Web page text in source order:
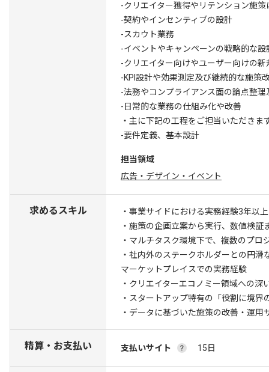
-クリエイター獲得やリテンション施
-契約やインセンティブの設計
-スカウト業務
-イベントやキャンペーンの戦略的な設
-クリエイター向けやユーザー向けの
-KPI設計や効果測定及び継続的な施策
-法務やコンプライアンス面の論点整
-日常的な業務の仕組み化や改善
・主に下記の工程をご担当いただきま
-要件定義、基本設計
担当領域
広告・デザイン・イベント
求めるスキル
・事業サイドにおける実務経験3年以
・施策の企画立案から実行、数値検
・マルチタスク環境下で、複数のプ
・社内外のステークホルダーとの円滑
マーケットプレイスでの実務経験
・クリエイターエコノミー領域への深
・スタートアップ特有の「役割に境界
・データに基づいた施策の改善・運用
精算・お支払い 支払いサイト 15日